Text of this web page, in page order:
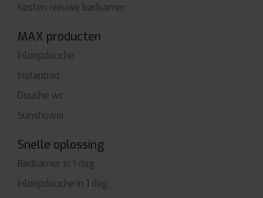
Kosten nieuwe badkamer
MAX producten
Inloopdouche
Instapbad
Douche wc
Sunshower
Snelle oplossing
Badkamer in 1 dag
Inloopdouche in 1 dag